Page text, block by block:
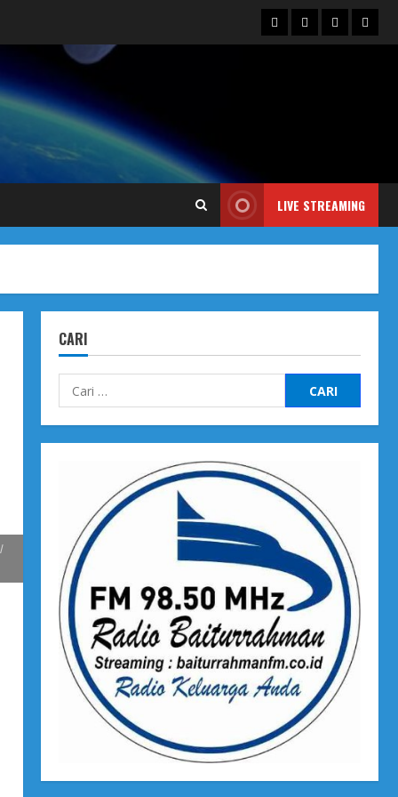
Blog Contact
Us
Siaran
Iklan
LIVE STREAMING
CARI
Cari
untuk: